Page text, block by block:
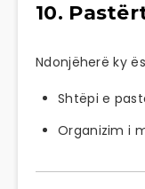
10.
Ndonjëherë ky
Shtëpi e
Organizim i